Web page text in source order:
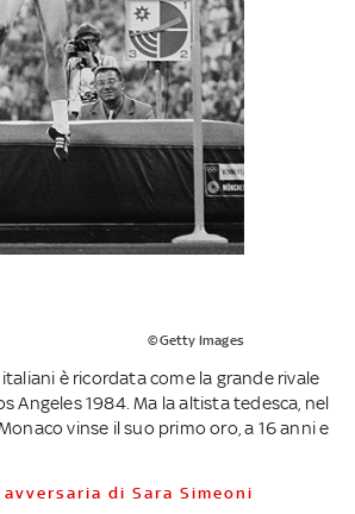
©Getty Images
italiani è ricordata come la grande rivale
Angeles 1984. Ma la altista tedesca, nel
vinse il suo primo oro, a 16 anni e
avversaria di Sara Simeoni